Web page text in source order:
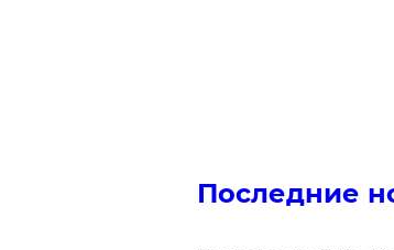
Последние